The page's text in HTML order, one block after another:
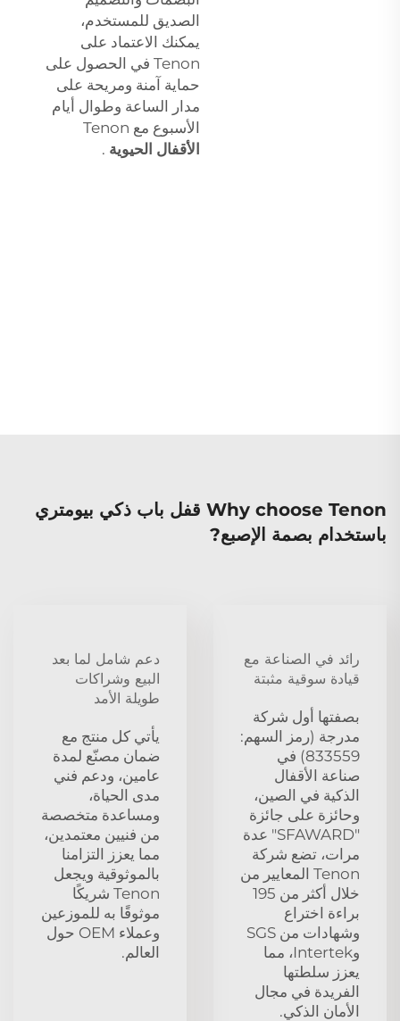
الصديق للمستخدم،
يمكنك الاعتماد على
Tenon في الحصول على
حماية آمنة ومريحة على
مدار الساعة وطوال أيام
الأسبوع مع Tenon
الأقفال الحيوية .
Why choose Tenon قفل باب ذكي بيومتري
باستخدام بصمة الإصبع?
رائد في الصناعة مع
قيادة سوقية مثبتة
بصفتها أول شركة
مدرجة (رمز السهم:
833559) في
صناعة الأقفال
الذكية في الصين،
وحائزة على جائزة
"SFAWARD" عدة
مرات، تضع شركة
Tenon المعايير من
خلال أكثر من 195
براءة اختراع
وشهادات من SGS
وIntertek، مما
يعزز سلطتها
الفريدة في مجال
الأمان الذكي.
دعم شامل لما بعد
البيع وشراكات
طويلة الأمد
يأتي كل منتج مع
ضمان مصنّع لمدة
عامين، ودعم فني
مدى الحياة،
ومساعدة متخصصة
من فنيين معتمدين،
مما يعزز التزامنا
بالموثوقية ويجعل
Tenon شريكًا
موثوقًا به للموزعين
وعملاء OEM حول
العالم.